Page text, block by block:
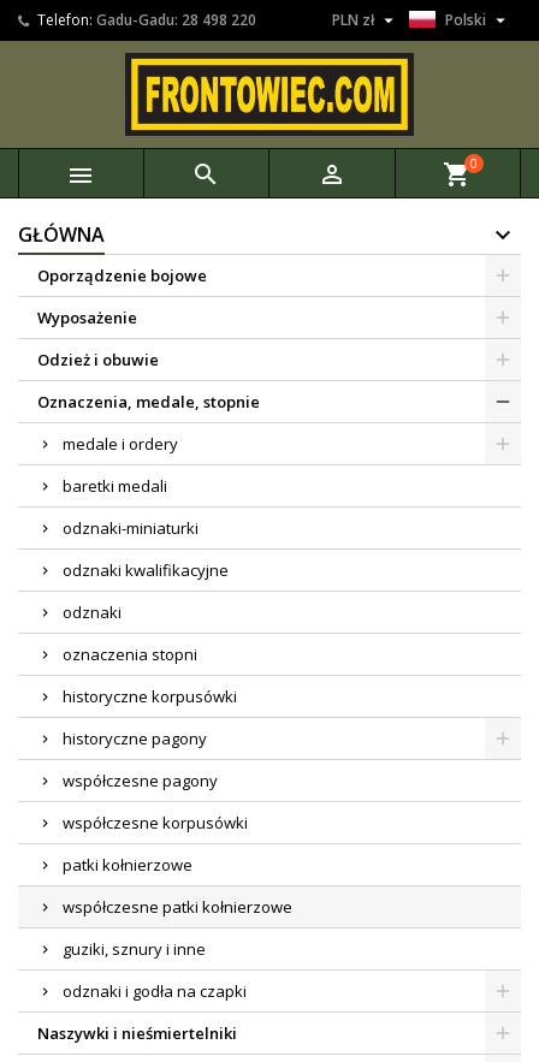
Telefon: Gadu-Gadu: 28 498 220 Polski 
PLN zł 
   shopping_cart0
GŁÓWNA
Oporządzenie bojowe
Wyposażenie
Odzież i obuwie
Oznaczenia, medale, stopnie
medale i ordery
baretki medali
odznaki-miniaturki
odznaki kwalifikacyjne
odznaki
oznaczenia stopni
historyczne korpusówki
historyczne pagony
współczesne pagony
współczesne korpusówki
patki kołnierzowe
współczesne patki kołnierzowe
guziki, sznury i inne
odznaki i godła na czapki
Naszywki i nieśmiertelniki